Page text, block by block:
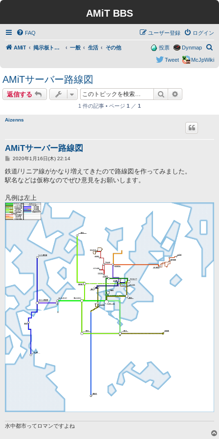
AMiT BBS
FAQ ログイン
ユーザー登録
AMiT 掲示板トップ 一般 生活 その他
索
Dynmap
投票
McJpWiki
Tweet
AMiTサーバー路線図
返信する 検索
1 件の記事 • ページ 1 ／ 1
Aizenns
AMiTサーバー路線図
投
記
事
2020年1月16日(木) 22:14
鉄道/リニア線がかなり増えてきたので路線図を作ってみました。
駅名などは仮称なのでぜひ意見をお願いします。
凡例は左上
水中都市ってロマンですよね